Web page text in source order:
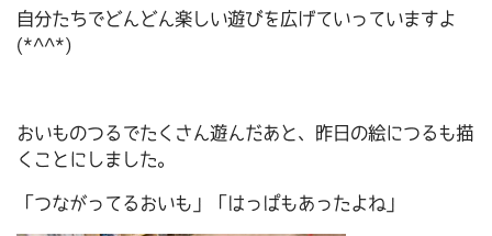
自分たちでどんどん楽しい遊びを広げていっていますよ
(*^^*)
おいものつるでたくさん遊んだあと、昨日の絵につるも描
くことにしました。
「つながってるおいも」「はっぱもあったよね」